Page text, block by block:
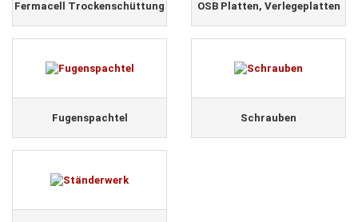
Fermacell Trockenschüttung OSB Platten, Verlegeplatten
Fugenspachtel Schrauben